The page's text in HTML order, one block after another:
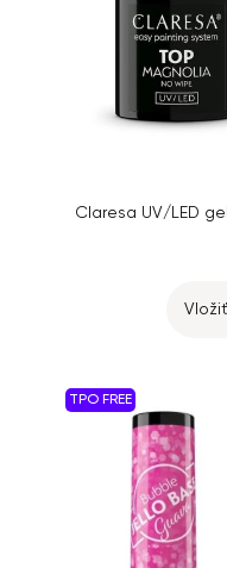
Claresa UV/LED
TPO FREE